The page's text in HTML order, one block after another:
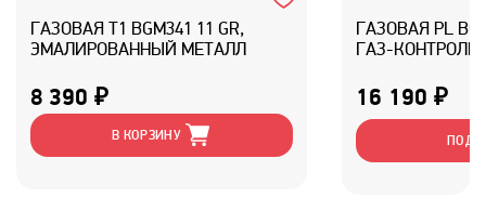
ГАЗОВАЯ T1 BGM341 11 GR,
ЭМАЛИРОВАННЫЙ МЕТАЛЛ
8 390 ₽
В КОРЗИНУ
ГАЗОВАЯ PL
ГАЗ-
16 190 ₽